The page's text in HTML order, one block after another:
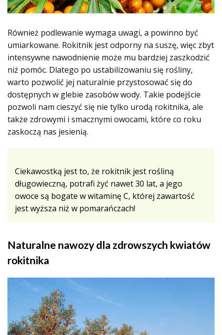
Również podlewanie wymaga uwagi, a powinno być
umiarkowane. Rokitnik jest odporny na suszę, więc zbyt
intensywne nawodnienie może mu bardziej zaszkodzić
niż pomóc. Dlatego po ustabilizowaniu się rośliny,
warto pozwolić jej naturalnie przystosować się do
dostępnych w glebie zasobów wody. Takie podejście
pozwoli nam cieszyć się nie tylko urodą rokitnika, ale
także zdrowymi i smacznymi owocami, które co roku
zaskoczą nas jesienią.
Ciekawostką jest to, że rokitnik jest rośliną
długowieczną, potrafi żyć nawet 30 lat, a jego
owoce są bogate w witaminę C, której zawartość
jest wyższa niż w pomarańczach!
Naturalne nawozy dla zdrowszych kwiatów
rokitnika